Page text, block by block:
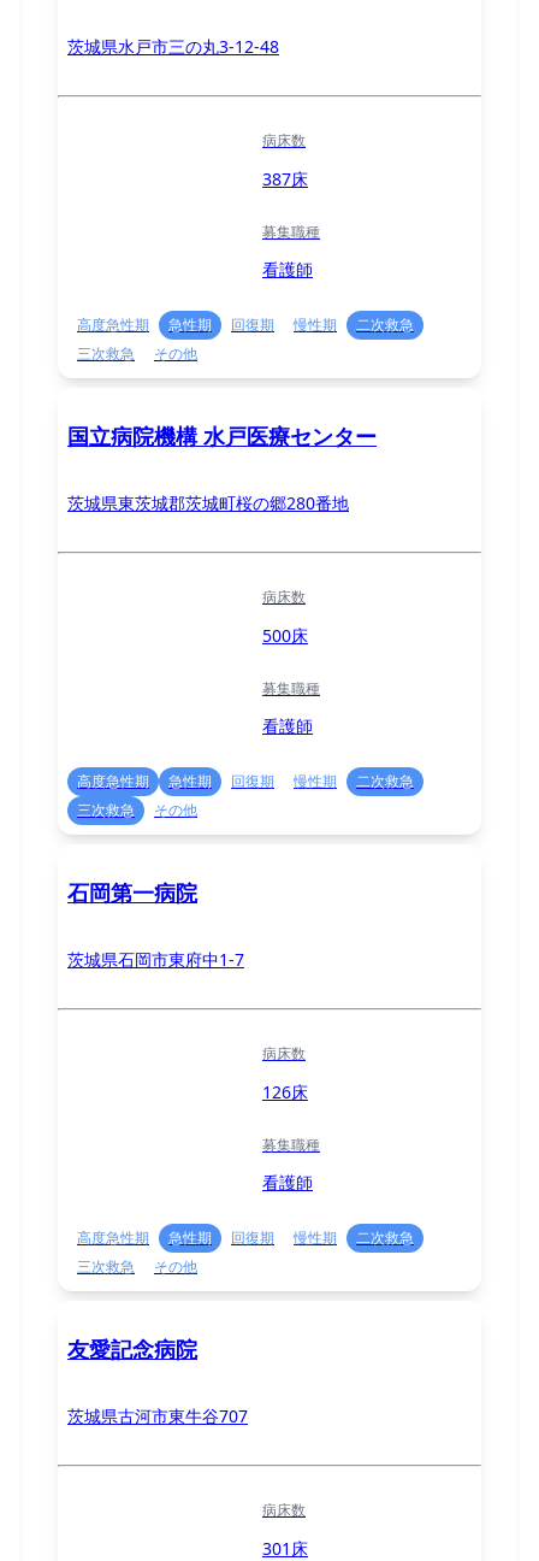
茨城県水戸市三の丸3-12-48
病床数
387床
募集職種
看護師
高度急性期 急性期 回復期 慢性期
二次救急
三次救急
その他
国立病院機構 水戸医療センター
茨城県東茨城郡茨城町桜の郷280番地
病床数
500床
募集職種
看護師
高度急性期 急性期 回復期 慢性期
二次救急
三次救急
その他
石岡第一病院
茨城県石岡市東府中1-7
病床数
126床
募集職種
看護師
高度急性期 急性期 回復期 慢性期
二次救急
三次救急
その他
友愛記念病院
茨城県古河市東牛谷707
病床数
301床